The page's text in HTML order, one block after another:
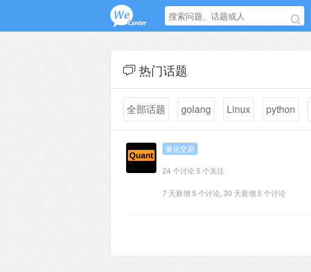
热门话题
全部话题 golang Linux python
量化交易
24 个讨论 5 个关注
7 天新增 5 个讨论, 30 天新增 5 个讨论